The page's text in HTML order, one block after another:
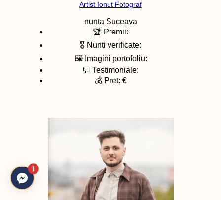
Artist Ionut Fotograf
nunta Suceava
🏆 Premii:
🎖️ Nunti verificate:
🖼️ Imagini portofoliu:
💬 Testimoniale:
💰 Pret: €